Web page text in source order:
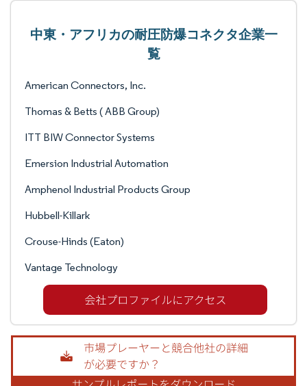
中東・アフリカの耐圧防爆コネクタ企業一
覧
American Connectors, Inc.
Thomas & Betts ( ABB Group)
ITT BIW Connector Systems
Emersion Industrial Automation
Amphenol Industrial Products Group
Hubbell-Killark
Crouse-Hinds (Eaton)
Vantage Technology